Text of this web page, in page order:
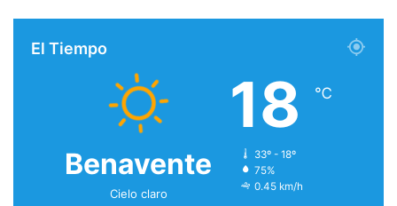
El Tiempo
Benavente
Cielo claro
18 ℃
33º - 18º
75%
0.45 km/h